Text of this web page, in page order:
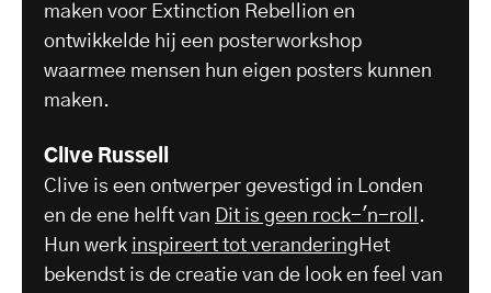
maken voor Extinction Rebellion en
ontwikkelde hij een posterworkshop
waarmee mensen hun eigen posters kunnen
maken.
Clive Russell
Clive is een ontwerper gevestigd in Londen
en de ene helft van
Dit is geen rock-'n-roll
.
Hun werk inspireert tot verandering Het
bekendst is de creatie van de look en feel van